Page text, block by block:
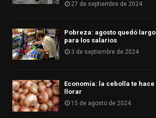
27 de septiembre de 2024
Pobreza: agosto quedó largo
para los salarios
3 de septiembre de 2024
Economía: la cebolla te hace
llorar
15 de agosto de 2024